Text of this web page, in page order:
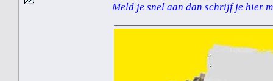
Meld je snel aan dan schrijf je hier